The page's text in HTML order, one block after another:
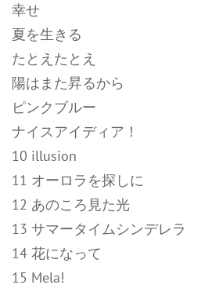
幸せ
夏を生きる
たとえたとえ
陽はまた昇るから
ピンクブルー
ナイスアイディア！
10 illusion
11 オーロラを探しに
12 あのころ見た光
13 サマータイムシンデレラ
14 花になって
15 Mela!